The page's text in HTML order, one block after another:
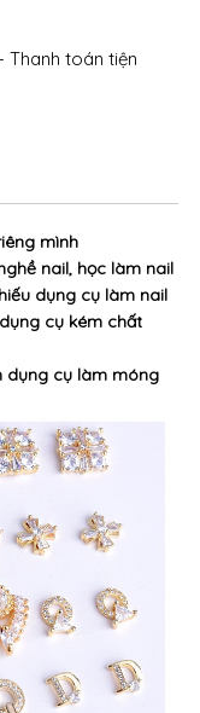
toán tiện
mình
nail, học làm nail
dụng cụ làm nail
cụ kém chất
dụng cụ làm móng